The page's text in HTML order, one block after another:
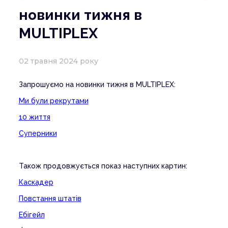
новинки тижня в
MULTIPLEX
02 травня 2024 року
Запрошуємо на новинки тижня в MULTIPLEX:
Ми були рекрутами
10 життя
Суперники
Також продовжується показ наступних картин:
Каскадер
Повстання штатів
Ебігейл